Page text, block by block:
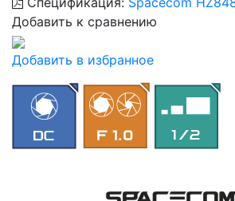
Добавить к сравнению
Добавить в избранное